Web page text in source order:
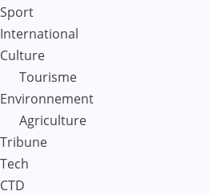
Sport
International
Culture
Tourisme
Environnement
Agriculture
Tribune
Tech
CTD